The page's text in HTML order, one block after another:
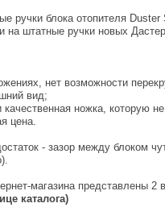
ручки блока отопителя
штатные ручки новых
нет возможности
вид;
качественная ножка, которую
цена.
- зазор между блоком
магазина представлены 2
каталога)